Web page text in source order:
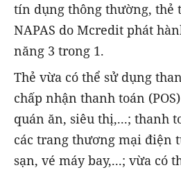
tín dụng thông thường, thẻ
NAPAS do Mcredit phát
năng 3 trong 1.
Thẻ vừa có thể sử dụng
chấp nhận thanh toán
quán ăn, siêu thị,...; thanh
các trang thương mại điện
sạn, vé máy bay,...; vừa có